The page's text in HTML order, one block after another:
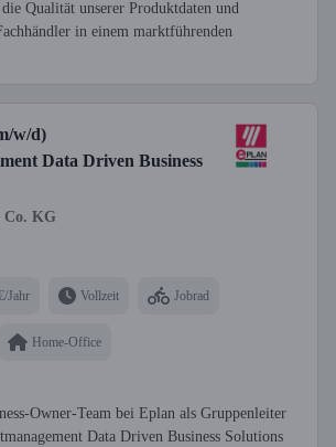
Qualität unserer Produktdaten und
in einem marktführenden
w/d)
Data Driven Business
KG
Jahr Vollzeit Jobrad
Home-Office
Owner-Team bei Eplan als Gruppenleiter
Data Driven Business Solutions